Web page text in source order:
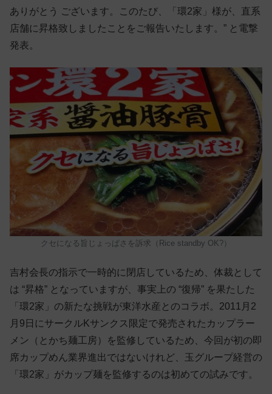
ありがとう ございます。このたび、「環2家」様が、直系
店舗に昇格致しましたことをご報告いたします。” と電撃
発表。
クセになる旨じょっぱさを訴求（Rice standby OK?）
吉村会長の指示で一時的に閉店しているため、体裁として
は “昇格” となっていますが、事実上の “復帰” を果たした
「環2家」の新たな挑戦が東洋水産とのコラボ。2011月2
月9日にサークルKサンクス限定で発売されたカップラー
メン（とかち麺工房）を監修しているため、今回が初の即
席カップめん業界進出ではないけれど、玉グループ経営の
「環2家」がカップ麺を監修するのは初めての試みです。